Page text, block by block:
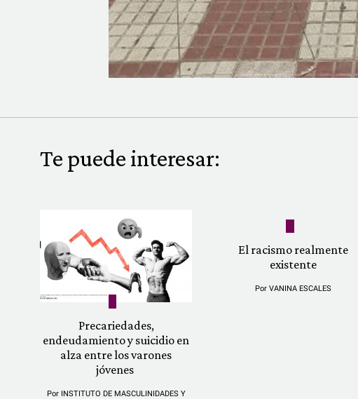
Te puede interesar:
Precariedades,
endeudamiento y suicidio en
alza entre los varones
jóvenes
Por INSTITUTO DE MASCULINIDADES Y
El racismo realmente
existente
PorVANINA ESCALES